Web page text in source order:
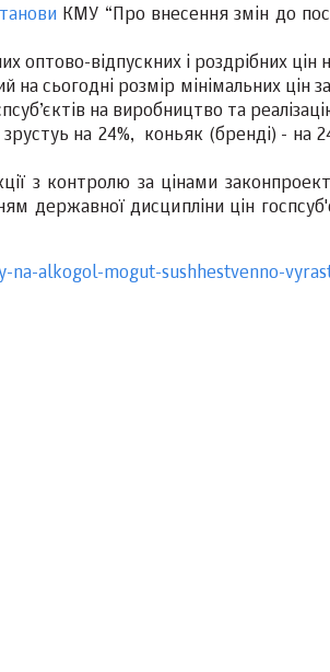
КМУ “Про внесення змін до
оптово-відпускних і роздрібних цін
сьогодні розмір мінімальних цін
на виробництво та
зрустуь на 24%, коньяк (бренді) -
з контролю за цінами
державної дисципліни цін
alkogol-mogut-sushhestvenno-